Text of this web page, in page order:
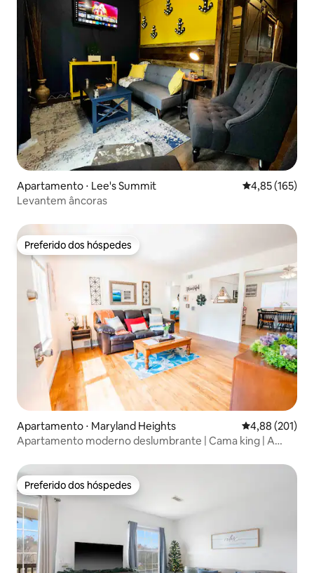
Apartamento ⋅ Lee's Summit 4,85 de uma
4,85 (165)
Levantem âncoras
Preferido dos hóspedes
Preferido dos hóspedes
Apartamento ⋅ Maryland Heights 4,88 de uma
4,88 (201)
Apartamento moderno deslumbrante | Cama king | A
Preferido dos hóspedes
Preferido dos hóspedes